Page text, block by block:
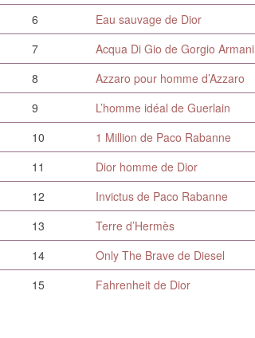
6
Eau sauvage de Dior
7
Acqua Di Gio de Gorgio Armani
8
Azzaro pour homme d’Azzaro
9
L’homme idéal de Guerlain
10
1 Million de Paco Rabanne
11
Dior homme de Dior
12
Invictus de Paco Rabanne
13
Terre d’Hermès
14
Only The Brave de Diesel
15 Fahrenheit de Dior